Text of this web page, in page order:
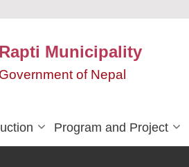
Rapti Municipality
Government of Nepal
Program and Project